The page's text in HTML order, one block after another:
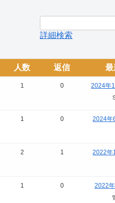
詳細検索
人数 返信
1 0 2024年
1 0 2024年
2 1 2022年
1 0 2022